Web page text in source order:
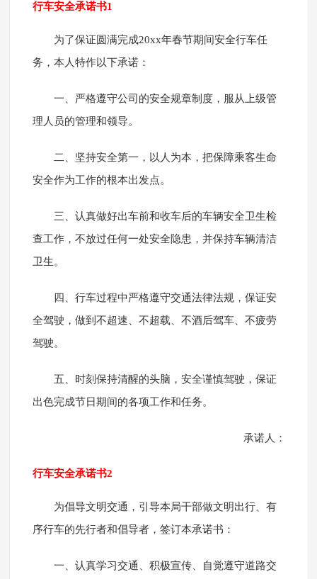
行车安全承诺书1
为了保证圆满完成20xx年春节期间安全行车任
务，本人特作以下承诺：
一、严格遵守公司的安全规章制度，服从上级管
理人员的管理和领导。
二、坚持安全第一，以人为本，把保障乘客生命
安全作为工作的根本出发点。
三、认真做好出车前和收车后的车辆安全卫生检
查工作，不放过任何一处安全隐患，并保持车辆清洁
卫生。
四、行车过程中严格遵守交通法律法规，保证安
全驾驶，做到不超速、不超载、不酒后驾车、不疲劳
驾驶。
五、时刻保持清醒的头脑，安全谨慎驾驶，保证
出色完成节日期间的各项工作和任务。
承诺人：
行车安全承诺书2
为倡导文明交通，引导本局干部做文明出行、有
序行车的先行者和倡导者，签订本承诺书：
一、认真学习交通、积极宣传、自觉遵守道路交